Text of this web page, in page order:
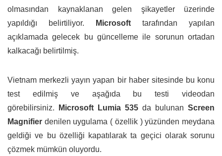
olmasından kaynaklanan gelen şikayetler üzerinde
yapıldığı belirtiliyor.
Microsoft tarafından yapılan
açıklamada gelecek bu güncelleme ile sorunun ortadan
kalkacağı belirtilmiş.
Vietnam merkezli yayın yapan bir haber sitesinde bu konu
test edilmiş ve aşağıda bu testi videodan
görebilirsiniz.
Microsoft Lumia 535 da bulunan Screen
Magnifier denilen uygulama ( özellik ) yüzünden meydana
geldiği ve bu özelliği kapatılarak ta geçici olarak sorunu
çözmek mümkün oluyordu.